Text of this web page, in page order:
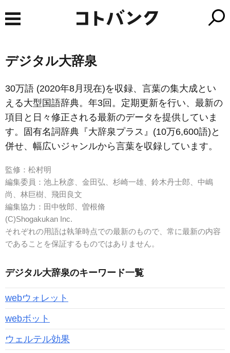
デジタル大辞泉
30万語 (2020年8月現在)を収録、言葉の集大成とい
える大型国語辞典。年3回。定期更新を行い、最新の
項目と日々修正される最新のデータを提供していま
す。固有名詞辞典『大辞泉プラス』(10万6,600語)と
併せ、幅広いジャンルから言葉を収録しています。
監修：松村明
編集委員：池上秋彦、金田弘、杉崎一雄、鈴木丹士郎、中嶋
尚、林巨樹、飛田良文
編集協力：田中牧郎、曽根脩
(C)Shogakukan Inc.
それぞれの用語は執筆時点での最新のもので、常に最新の内容
であることを保証するものではありません。
デジタル大辞泉のキーワード一覧
webウォレット
webボット
ウェルテル効果